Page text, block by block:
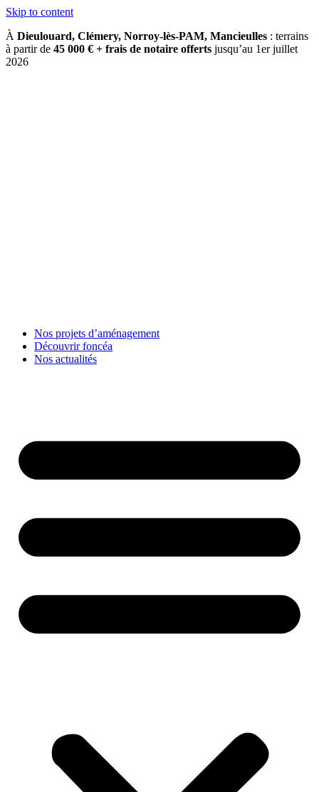
Skip to content
À Dieulouard, Clémery, Norroy-lès-PAM, Mancieulles : terrains
à partir de 45 000 € + frais de notaire offerts jusqu’au 1er juillet
2026
Nos projets d’aménagement
Découvrir foncéa
Nos actualités